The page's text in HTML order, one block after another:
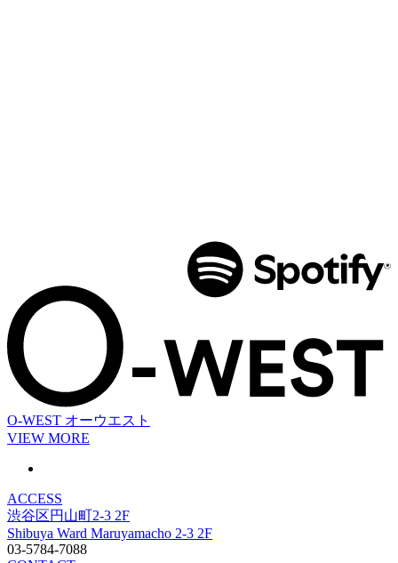
O-WEST オーウエスト
VIEW MORE
ACCESS
渋谷区円山町2-3 2F
Shibuya Ward Maruyamacho 2-3 2F
03-5784-7088